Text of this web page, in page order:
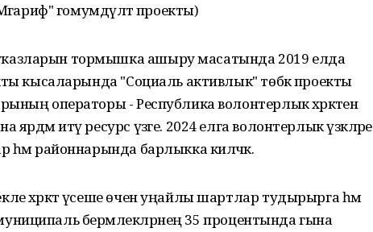
гомумдәүләт проекты)
тормышка ашыру масатында 2019 елда
кысаларында "Социаль активлык" төбәк проекты
операторы - Республика волонтерлык хәрәкәтенә
итү ресурс үзәге. 2024 елга волонтерлык үзәкләре
һәм районнарында барлыкка киләчәк.
хәрәкәт үсеше өчен уңайлы шартлар тудырырга һәм
муниципаль берәмлекләрнең 35 процентында гына